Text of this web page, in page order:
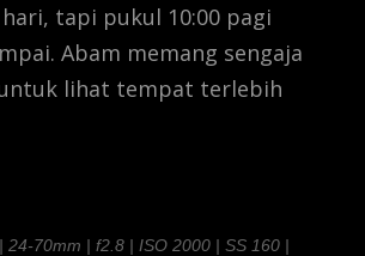
tapi pukul 10:00 pagi
Abam memang sengaja
lihat tempat terlebih
24-70mm | f2.8 | ISO 2000 | SS 160 |